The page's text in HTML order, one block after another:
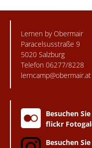
Lernen by Obermair
Paracelsusstraße 9
5020 Salzburg
Telefon 06277/8228
lerncamp@obermair.at
Besuchen
flickr
Besuchen